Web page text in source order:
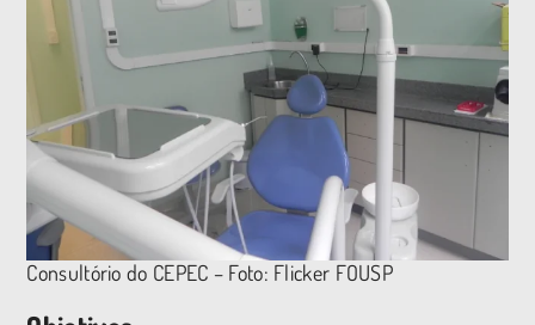
Consultório do CEPEC – Foto: Flicker FOUSP